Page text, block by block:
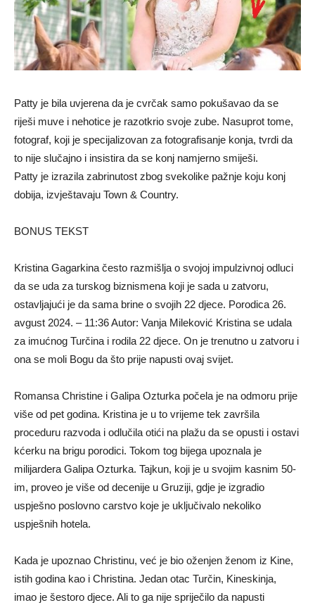
Patty je bila uvjerena da je cvrčak samo pokušavao da se
riješi muve i nehotice je razotkrio svoje zube. Nasuprot tome,
fotograf, koji je specijalizovan za fotografisanje konja, tvrdi da
to nije slučajno i insistira da se konj namjerno smiješi.
Patty je izrazila zabrinutost zbog svekolike pažnje koju konj
dobija, izvještavaju Town & Country.
BONUS TEKST
Kristina Gagarkina često razmišlja o svojoj impulzivnoj odluci
da se uda za turskog biznismena koji je sada u zatvoru,
ostavljajući je da sama brine o svojih 22 djece. Porodica 26.
avgust 2024. – 11:36 Autor: Vanja Mileković Kristina se udala
za imućnog Turčina i rodila 22 djece. On je trenutno u zatvoru i
ona se moli Bogu da što prije napusti ovaj svijet.
Romansa Christine i Galipa Ozturka počela je na odmoru prije
više od pet godina. Kristina je u to vrijeme tek završila
proceduru razvoda i odlučila otići na plažu da se opusti i ostavi
kćerku na brigu porodici. Tokom tog bijega upoznala je
milijardera Galipa Ozturka. Tajkun, koji je u svojim kasnim 50-
im, proveo je više od decenije u Gruziji, gdje je izgradio
uspješno poslovno carstvo koje je uključivalo nekoliko
uspješnih hotela.
Kada je upoznao Christinu, već je bio oženjen ženom iz Kine,
istih godina kao i Christina. Jedan otac Turčin, Kineskinja,
imao je šestoro djece. Ali to ga nije spriječilo da napusti